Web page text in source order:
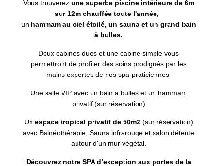
Vous trouverez une superbe piscine intérieure de 6m
sur 12m chauffée toute l'année,
un hammam au ciel étoilé, un sauna et un grand bain
à bulles.
Deux cabines duos et une cabine simple vous
permettront de profiter des soins prodigués par les
mains expertes de nos spa-praticiennes.
Une salle VIP avec un bain à bulles et un hammam
privatif (sur réservation)
Un espace tropical privatif de 50m2(sur réservation)
avec Balnéothérapie, Sauna infrarouge et salon détente
autour d'un mur végétal.
Découvrez notre SPA d’exception aux portes de la